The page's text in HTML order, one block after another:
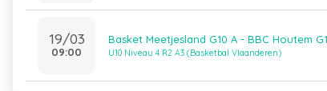
19/03
09:00
Basket Meetjesland G10 A - BBC Houtem
U10 Niveau 4 R2 A3 (Basketbal Vlaanderen)